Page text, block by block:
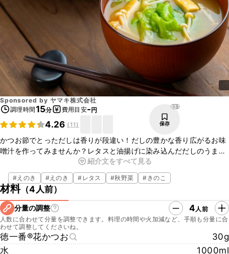
Sponsored by ヤマキ株式会社
調理時間15分 費用目安-円
4.26 (11)
831
保存
かつお節でとっただしは香りが段違い！だしの豊かな香り広がるお味
噌汁を作ってみませんか？レタスと油揚げに染み込んだだしのうま味
が、口に入れた瞬間ジュワーっと広がります。シンプルながらも満足
感のあるお味噌汁、ぜひお試しくださいね。
紹介文をすべて見る
#えのき #えのき #レタス #秋野菜 # きのこ
材料（4人前）
分量の調整 4人前
人数に合わせて分量を調整できます。料理の時間や火加減など、手順も分量に合
わせて調整してくださいね。
徳一番®花かつお
30g
水
1000ml